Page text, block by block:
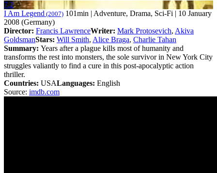
7.2
I Am Legend (2007) 101min | Adventure, Drama, Sci-Fi | 10 January
2008 (Germany)
Director: Francis LawrenceWriter: Mark Protosevich, Akiva
GoldsmanStars: Will Smith, Alice Braga, Charlie Tahan
Summary: Years after a plague kills most of humanity and
transforms the rest into monsters, the sole survivor in New York City
struggles valiantly to find a cure in this post-apocalyptic action
thriller.
Countries: USALanguages: English
Source: imdb.com